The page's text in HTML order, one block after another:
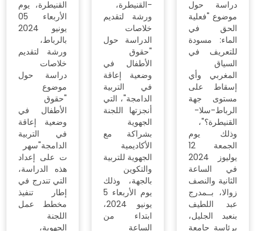
الموضوعاتي
الذي أصدره
المجلس
الوطني
لحقوق
الإنسان حول
"فعلية الحق
في الصحة،
تحديات،
رهانات
ومداخل
التعزيز"،
سيتوج بتوقيع
اتفاقية شراكة
مع المجلس
الجهوي لهيئة
الأطباء
بالجهة،&nbs
p;يوم الخميس
13 أكتوبر
عقدت اللجنة
الجهوية
لحقوق
الإنسان بجهة
الرباط ـ سلا ـ
القنيطرة، يوم
الاثنين 12…
القنيطرة
اللقاء
التواصلي
الثالث مع
النسيج
الجمعوي
ضمن سلسلة
اللقاءات
الجهوية حول
الديمقراطية
التشاركية
وحقوق
الإنسان، تحت
شعار
"مشاركة
مدنية فاعلة
من أجل
برامج
وسياسات
عمومية